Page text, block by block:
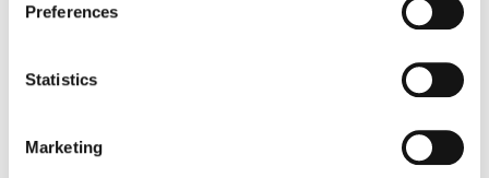
Preferences
Statistics
Marketing